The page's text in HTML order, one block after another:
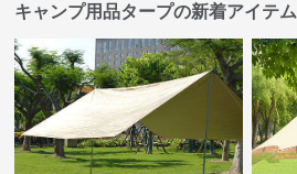
キャンプ用品タープの新着アイテム